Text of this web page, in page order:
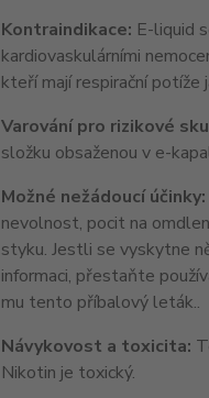
Kontraindikace: E-liquid
kardiovaskulárními
kteří mají respirační potíže
Varování pro rizikové
složku obsaženou v e-
Možné nežádoucí účinky:
nevolnost, pocit na
styku. Jestli se vyskytne
informaci, přestaňte
mu tento příbalový leták..
Návykovost a toxicita:
Nikotin je toxický.